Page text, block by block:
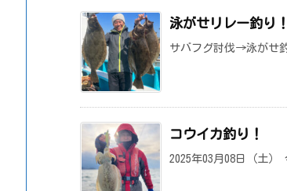
泳がせリレー釣り！
サバフグ討伐→泳がせ
コウイカ釣り！
2025年03月08日（土